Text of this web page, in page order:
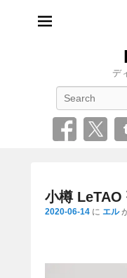
デ
小樽 LeTAO
2020-06-14 に エル